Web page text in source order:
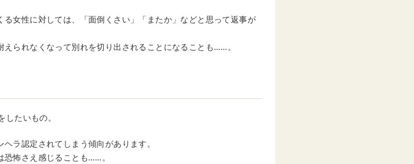
る女性に対しては、「面倒くさい」「またか」などと思って返事が
られなくなって別れを切り出されることになることも……。
たいもの。
ラ認定されてしまう傾向があります。
怖さえ感じることも……。